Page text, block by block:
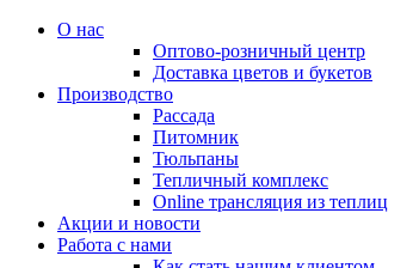
О нас
Оптово-розничный центр
Доставка цветов и букетов
Производство
Рассада
Питомник
Тюльпаны
Тепличный комплекс
Online трансляция из теплиц
Акции и новости
Работа с нами